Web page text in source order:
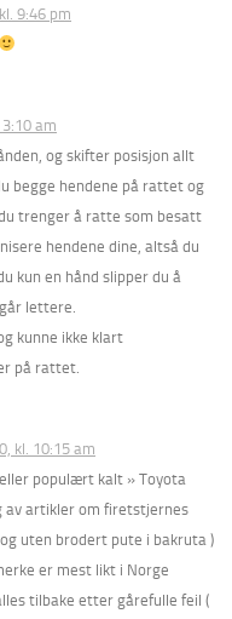
9:46 pm
am
og skifter posisjon allt
begge hendene på rattet og
trenger å ratte som besatt
hendene dine, altså du
kun en hånd slipper du å
lettere.
kunne ikke klart
på rattet.
kl. 10:15 am
populært kalt » Toyota
av artikler om firetstjernes
uten brodert pute i bakruta )
er mest likt i Norge
tilbake etter gårefulle feil (